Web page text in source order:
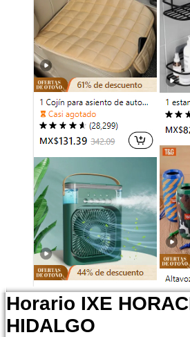
Horario IXE
HIDALGO